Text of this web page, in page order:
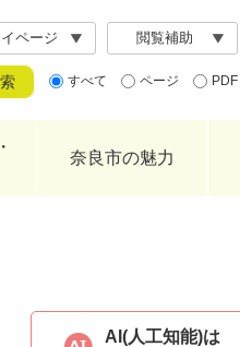
ページ 閲覧補助
すべて ページ PDF
奈良市の魅力
AI(人工知能)は